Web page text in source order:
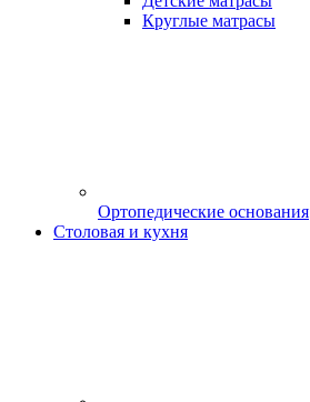
Круглые матрасы
Ортопедические основания
Столовая и кухня